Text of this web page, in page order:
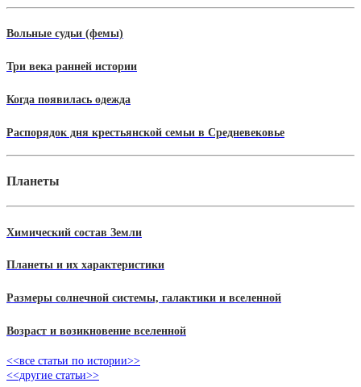
Вольные судьи (фемы)
Три века ранней истории
Когда появилась одежда
Распорядок дня крестьянской семьи в Средневековье
Планеты
Химический состав Земли
Планеты и их характеристики
Размеры солнечной системы, галактики и вселенной
Возраст и возикновение вселенной
<<все статьи по истории>>
<<другие статьи>>